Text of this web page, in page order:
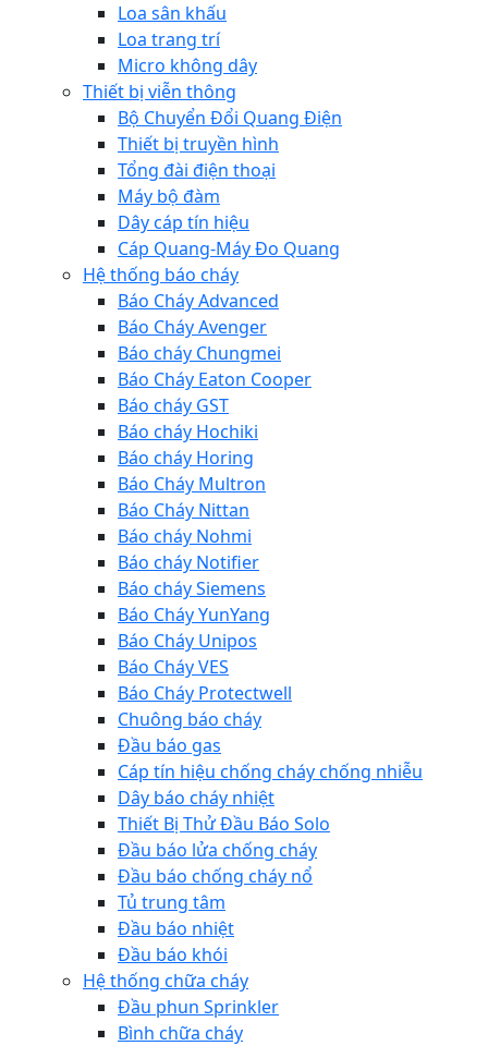
Loa sân khấu
Loa trang trí
Micro không dây
Thiết bị viễn thông
Bộ Chuyển Đổi Quang Điện
Thiết bị truyền hình
Tổng đài điện thoại
Máy bộ đàm
Dây cáp tín hiệu
Cáp Quang-Máy Đo Quang
Hệ thống báo cháy
Báo Cháy Advanced
Báo Cháy Avenger
Báo cháy Chungmei
Báo Cháy Eaton Cooper
Báo cháy GST
Báo cháy Hochiki
Báo cháy Horing
Báo Cháy Multron
Báo Cháy Nittan
Báo cháy Nohmi
Báo cháy Notifier
Báo cháy Siemens
Báo Cháy YunYang
Báo Cháy Unipos
Báo Cháy VES
Báo Cháy Protectwell
Chuông báo cháy
Đầu báo gas
Cáp tín hiệu chống cháy chống nhiễu
Dây báo cháy nhiệt
Thiết Bị Thử Đầu Báo Solo
Đầu báo lửa chống cháy
Đầu báo chống cháy nổ
Tủ trung tâm
Đầu báo nhiệt
Đầu báo khói
Hệ thống chữa cháy
Đầu phun Sprinkler
Bình chữa cháy